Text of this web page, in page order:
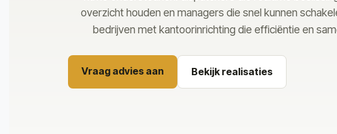
overzicht houden en managers die snel kunnen
bedrijven met kantoorinrichting die efficiëntie en
Vraag advies aan Bekijk realisaties